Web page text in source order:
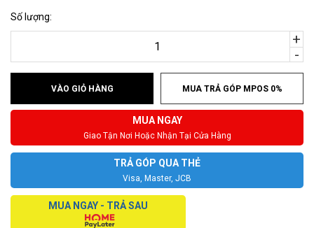
Số lượng:
-
+
VÀO GIỎ HÀNG MUA TRẢ GÓP MPOS 0%
MUA NGAY
Giao Tận Nơi Hoặc Nhận Tại Cửa Hàng
TRẢ GÓP QUA THẺ
Visa, Master, JCB
MUA NGAY - TRẢ SAU